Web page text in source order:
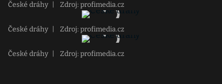
České dráhy Zdroj: profimedia.cz
České dráhy Zdroj: profimedia.cz
České dráhy Zdroj: profimedia.cz